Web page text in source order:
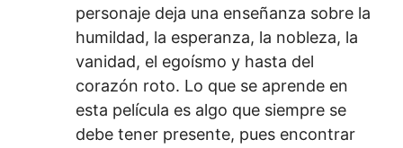
personaje deja una enseñanza sobre la
humildad, la esperanza, la nobleza, la
vanidad, el egoísmo y hasta del
corazón roto. Lo que se aprende en
esta película es algo que siempre se
debe tener presente, pues encontrar